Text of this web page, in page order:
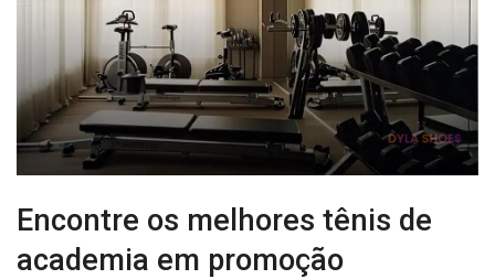
Encontre os melhores tênis de
academia em promoção